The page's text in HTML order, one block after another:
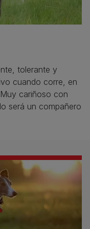
tolerante y
cuando corre, en
cariñoso con
será un compañero